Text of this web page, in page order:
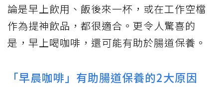
論是早上飲用、飯後來一杯，或在工作空檔
作為提神飲品，都很適合。更令人驚喜的
是，早上喝咖啡，還可能有助於腸道保養。
「早晨咖啡」有助腸道保養的2大原因